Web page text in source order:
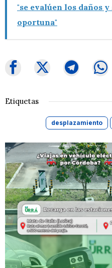
"se evalúen los daños
oportuna"
Etiquetas
desplazamiento